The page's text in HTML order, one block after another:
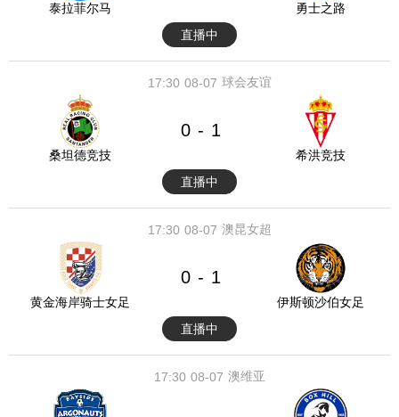
泰拉菲尔马
勇士之路
直播中
08-07
17:30 球会友谊
桑坦德竞技
0 - 1
希洪竞技
直播中
08-07
17:30 澳昆女超
黄金海岸骑士女足
0 - 1
伊斯顿沙伯女足
直播中
08-07
17:30 澳维亚